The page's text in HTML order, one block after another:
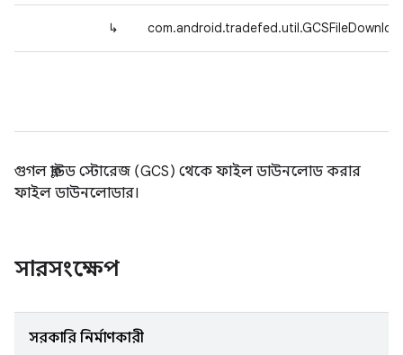
↳
গুগল ক্লাউড স্টোরেজ (GCS) থেকে ফাইল ডাউনলোড করার
ফাইল ডাউনলোডার।
সারসংক্ষেপ
সরকারি নির্মাণকারী